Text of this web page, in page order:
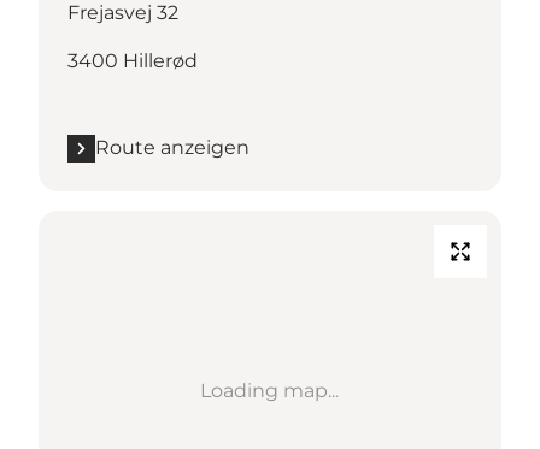
Frejasvej 32
3400 Hillerød
Route anzeigen
Loading map...